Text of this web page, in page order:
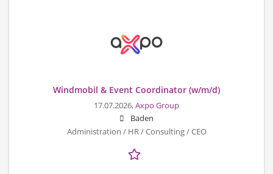
Windmobil & Event Coordinator (w/m/d)
17.07.2026,Axpo Group
Baden
Administration / HR / Consulting / CEO